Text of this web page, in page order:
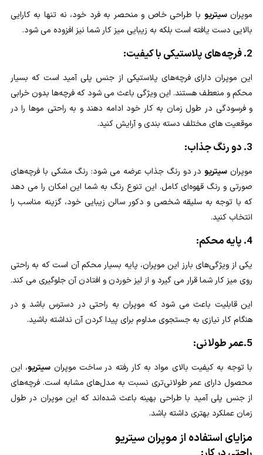
موپرانسیتریو با طراحی خاص و منحصر به فرد خود، نه تنها به کارایی
بالایی دست یافته است بلکه به زیبایی میز کار شما نیز افزوده می شود.
2. فرچه‌های پلاستیکی با کیفیت:
این موپران دارای فرچه‌های پلاستیکی از جنس پلی آمید است که بسیار
محکم و منعطف هستند. این ویژگی باعث می شود که فرچه‌ها بدون خرابی
و فرسودگی در طول زمان به کار خود ادامه دهند و به راحتی موها را در
موقعیت های مختلف دسته بندی و آرایش کنید.
3. دو رنگ جذاب:
موپران سیتریو در دو رنگ جذاب عرضه می شود: رنگ مشکی با فرچه‌های
صورتی و رنگ قهوه‌ای کامل. این تنوع رنگ به شما این امکان را می دهد
که با توجه به سلیقه شخصی و دکور سالن زیبایی خود، گزینه مناسب را
انتخاب کنید.
4. پایه محکم:
یکی از ویژگی‌های بارز این موپران، پایه بسیار محکم آن است که به راحتی
روی میز کار شما قرار می گیرد و از لیز خوردن و افتادن آن جلوگیری می کند.
این قابلیت باعث می شود که موپران به راحتی در دسترس باشد و در
هنگام کار نیازی به جستجوی مداوم برای پیدا کردن آن نداشته باشید.
5.عمر طولانی:
با توجه به کیفیت بالای مواد به کار رفته در ساخت موپران سیتریو، این
محصول دارای عمر طولانی‌تری نسبت به مدل‌های مشابه است. فرچه‌های
از جنس پلی آمید با طراحی بهینه باعث شده‌اند که این موپران در طول
زمان عملکرد بهتری داشته باشد.
مزایای استفاده از موپران سیتریو